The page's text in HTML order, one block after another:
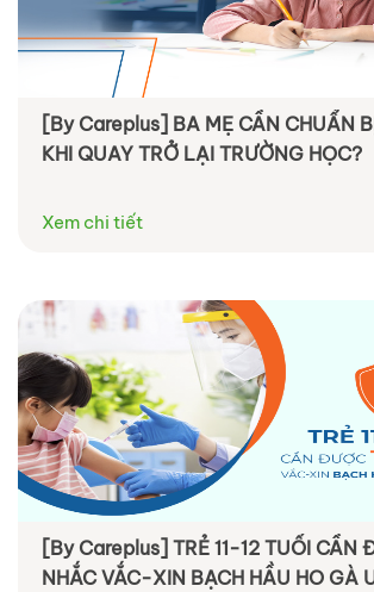
[By Careplus] BA MẸ CẦN CHUẨN
KHI QUAY TRỞ LẠI TRƯỜNG HỌC?
Xem chi tiết
[By Careplus] TRẺ 11-12 TUỔI CẦN
NHẮC VẮC-XIN BẠCH HẦU HO GÀ